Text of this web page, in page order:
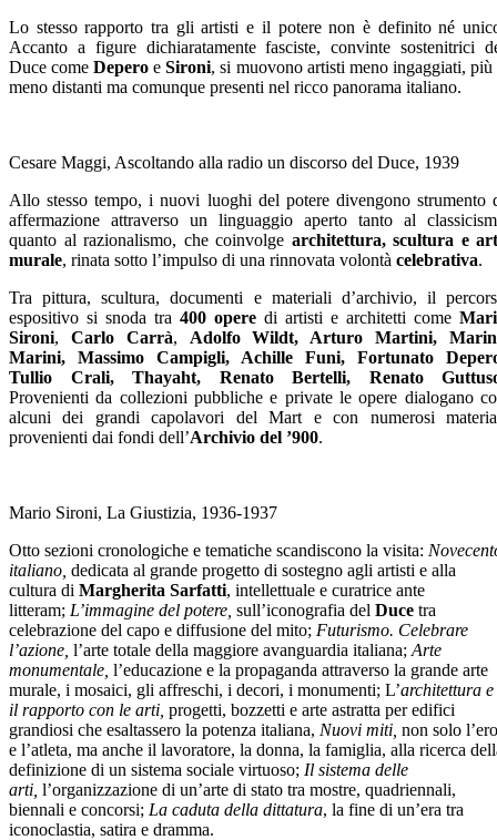
Lo stesso rapporto tra gli artisti e il potere non è definito né
Accanto a figure dichiaratamente fasciste, convinte sostenitrici
Duce comeDepero e Sironi, si muovono artisti meno ingaggiati, più
meno distanti ma comunque presenti nel ricco panorama italiano.
Cesare Maggi, Ascoltando alla radio un discorso del Duce, 1939
Allo stesso tempo, i nuovi luoghi del potere divengono strumento
affermazione attraverso un linguaggio aperto tanto al
quanto al razionalismo, che coinvolge architettura, scultura e
murale, rinata sotto l’impulso di una rinnovata volontà celebrativa.
Tra pittura, scultura, documenti e materiali d’archivio, il
espositivo si snoda tra 400 opere di artisti e architetti come
Sironi, Carlo Carrà, Adolfo Wildt, Arturo Martini,
Marini, Massimo Campigli, Achille Funi, Fortunato
Tullio Crali, Thayaht, Renato Bertelli, Renato
Provenienti da collezioni pubbliche e private le opere dialogano
alcuni dei grandi capolavori del Mart e con numerosi
provenienti dai fondi dell’Archivio del ’900.
Mario Sironi, La Giustizia, 1936-1937
Otto sezioni cronologiche e tematiche scandiscono la visita:
italiano, dedicata al grande progetto di sostegno agli artisti e alla
cultura di Margherita Sarfatti, intellettuale e curatrice ante
litteram; L’immagine del potere, sull’iconografia del Duce tra
celebrazione del capo e diffusione del mito; Futurismo. Celebrare
l’azione, l’arte totale della maggiore avanguardia italiana; Arte
monumentale, l’educazione e la propaganda attraverso la grande arte
murale, i mosaici, gli affreschi, i decori, i monumenti; L’architettura e
il rapporto con le arti, progetti, bozzetti e arte astratta per edifici
grandiosi che esaltassero la potenza italiana, Nuovi miti, non solo
e l’atleta, ma anche il lavoratore, la donna, la famiglia, alla ricerca
definizione di un sistema sociale virtuoso; Il sistema delle
arti, l’organizzazione di un’arte di stato tra mostre, quadriennali,
biennali e concorsi; La caduta della dittatura, la fine di un’era tra
iconoclastia, satira e dramma.